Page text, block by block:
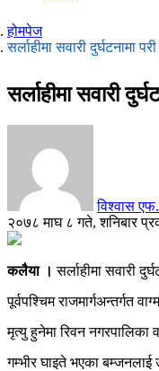
होमपेज
सर्लाहीमा सवारी दुर्घटनामा
सर्लाहीमा सवारी
विश्वास
२०७८ माघ ८ गते, शनिबार
कलैया ।सर्लाहीमा सवारी
पूर्वपश्चिम राजमार्गअन्तर्गत
मृत्यु हुनेमा रिवन
गम्भीर घाइते भएका